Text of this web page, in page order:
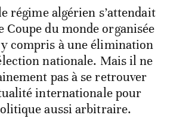
régime algérien s’attendait
Coupe du monde organisée
compris à une élimination
nationale. Mais il ne
pas à se retrouver
internationale pour
aussi arbitraire.